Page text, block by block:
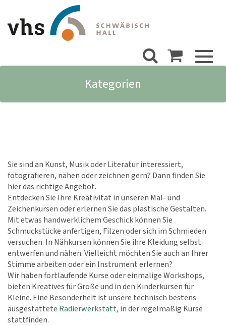
Kategorien
Sie sind an Kunst, Musik oder Literatur interessiert,
fotografieren, nähen oder zeichnen gern? Dann finden Sie
hier das richtige Angebot.
Entdecken Sie Ihre Kreativität in unseren Mal- und
Zeichenkursen oder erlernen Sie das plastische Gestalten.
Mit etwas handwerklichem Geschick können Sie
Schmuckstücke anfertigen, Filzen oder sich im Schmieden
versuchen. In Nähkursen können Sie ihre Kleidung selbst
entwerfen und nähen. Vielleicht möchten Sie auch an Ihrer
Stimme arbeiten oder ein Instrument erlernen?
Wir haben fortlaufende Kurse oder einmalige Workshops,
bieten Kreatives für Große und in den Kinderkursen für
Kleine. Eine Besonderheit ist unsere technisch bestens
ausgestattete Radierwerkstatt, in der regelmäßig Kurse
stattfinden.